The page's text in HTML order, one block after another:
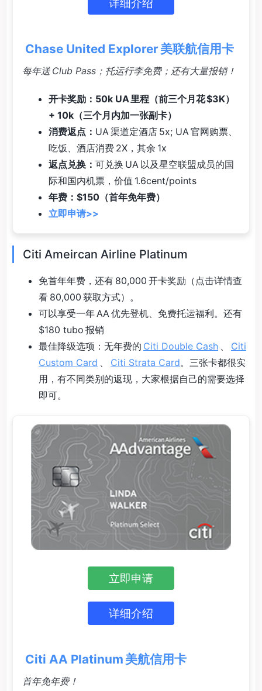
详细介绍
Chase United Explorer 美联航信用卡
每年送 Club Pass；托运行李免费；还有大量报销！
开卡奖励：50k UA 里程（前三个月花 $3K）
+ 10k（三个月内加一张副卡）
消费返点： UA 渠道定酒店 5x; UA 官网购票、
吃饭、酒店消费 2X，其余 1x
返点兑换： 可兑换 UA 以及星空联盟成员的国
际和国内机票，价值 1.6cent/points
年费：$150（首年免年费）
立即申请>>
Citi Ameircan Airline Platinum
免首年年费，还有 80,000 开卡奖励（点击详情查
看 80,000 获取方式）。
可以享受一年 AA 优先登机、免费托运福利。还有
$180 tubo 报销
最佳降级选项：无年费的 Citi Double Cash 、 Citi
Custom Card 、 Citi Strata Card。三张卡都很实
用，有不同类别的返现，大家根据自己的需要选择
即可。
立即申请
详细介绍
Citi AA Platinum 美航信用卡
首年免年费！